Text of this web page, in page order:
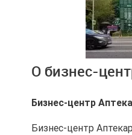
О бизнес-
Бизнес-центр
Бизнес-центр